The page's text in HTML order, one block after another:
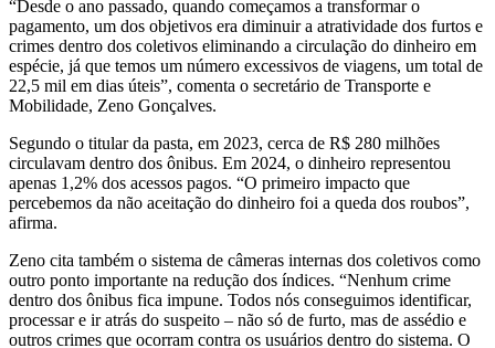
“Desde o ano passado, quando começamos a transformar o
pagamento, um dos objetivos era diminuir a atratividade dos furtos e
crimes dentro dos coletivos eliminando a circulação do dinheiro em
espécie, já que temos um número excessivos de viagens, um total de
22,5 mil em dias úteis”, comenta o secretário de Transporte e
Mobilidade, Zeno Gonçalves.
Segundo o titular da pasta, em 2023, cerca de R$ 280 milhões
circulavam dentro dos ônibus. Em 2024, o dinheiro representou
apenas 1,2% dos acessos pagos. “O primeiro impacto que
percebemos da não aceitação do dinheiro foi a queda dos roubos”,
afirma.
Zeno cita também o sistema de câmeras internas dos coletivos como
outro ponto importante na redução dos índices. “Nenhum crime
dentro dos ônibus fica impune. Todos nós conseguimos identificar,
processar e ir atrás do suspeito – não só de furto, mas de assédio e
outros crimes que ocorram contra os usuários dentro do sistema. O